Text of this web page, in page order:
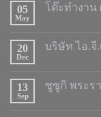
05
May
โต๊ะทำงาน
20
Dec
บริษัท ไอ.จี
13
Sep
ซูซูกิ พระร